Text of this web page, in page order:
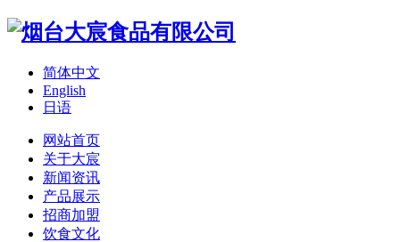
简体中文
English
日语
网站首页
关于大宸
新闻资讯
产品展示
招商加盟
饮食文化